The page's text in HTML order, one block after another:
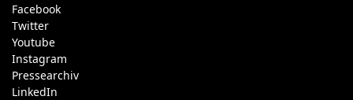
Facebook
Twitter
Youtube
Instagram
Pressearchiv
LinkedIn